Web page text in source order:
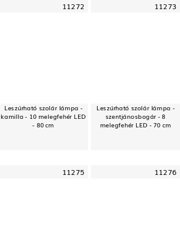
11272
Leszúrható szolár lámpa -
kamilla - 10 melegfehér LED
- 80 cm
11273
Leszúrható szolár lámpa -
szentjánosbogár - 8
melegfehér LED - 70 cm
11275 11276